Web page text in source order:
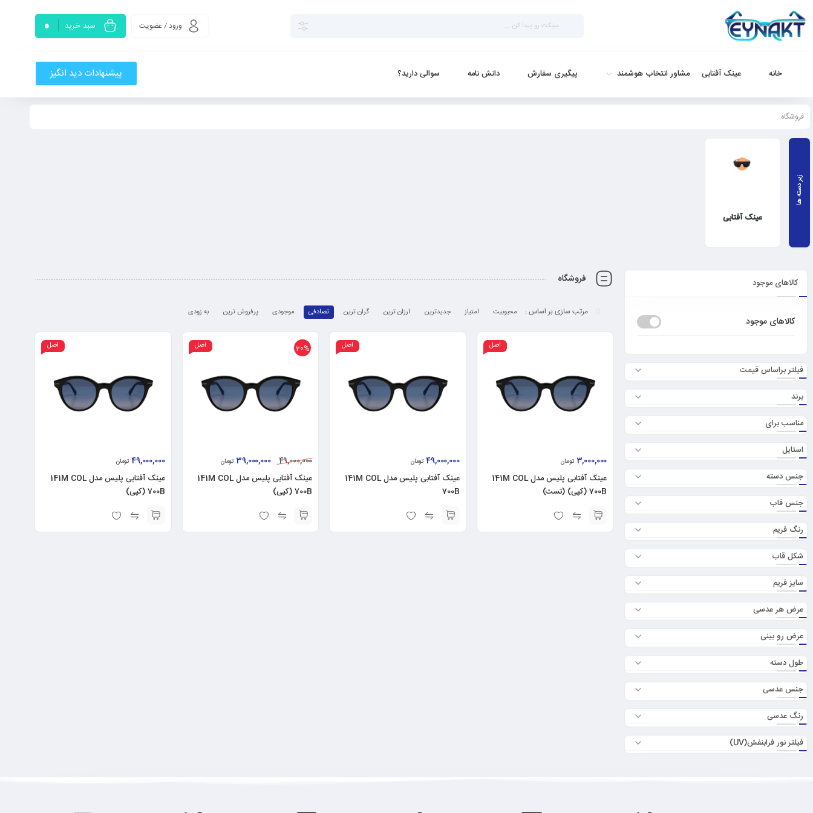
ورود / عضویت سبد خرید 0
خانه عینک آفتابی مشاور انتخاب هوشمند پیگیری سفارش دانش نامه سوالی دارید؟ پیشنهادات دید انگیز
فروشگاه
عینک آفتابی
کالاهای موجود
کالاهای موجود
فیلتر براساس قیمت
برند
مناسب برای
استایل
جنس دسته
جنس قاب
رنگ فریم
شکل قاب
سایز فریم
عرض هر عدسی
عرض رو بینی
طول دسته
جنس عدسی
رنگ عدسی
فیلتر نور فرابنفش(UV)
فروشگاه
محبوبیت امتیاز جدیدترین ارزان ترین گران ترین تصادفی موجودی پرفروش ترین به زودی
اصل
3,000,000 تومان
عینک آفتابی پلیس مدل 141M COL
700B (کپی) (تست)
اصل
49,000,000 تومان
عینک آفتابی پلیس مدل 141M COL
700B
اصل 20%
49,000,000
39,000,000 تومان
عینک آفتابی پلیس مدل 141M COL
700B (کپی)
اصل
49,000,000 تومان
عینک آفتابی پلیس مدل 141M COL
700B (کپی)